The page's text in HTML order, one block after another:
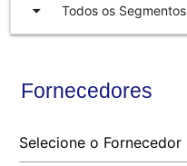
arrow_drop_down Todos os Segmentos
Fornecedores